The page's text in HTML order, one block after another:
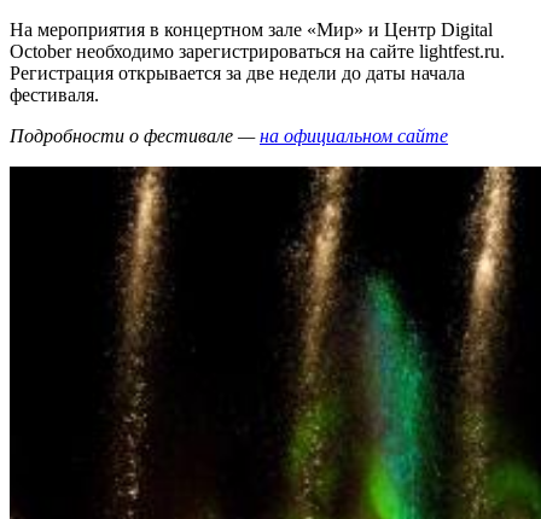
На мероприятия в концертном зале «Мир» и Центр Digital
October необходимо зарегистрироваться на сайте lightfest.ru.
Регистрация открывается за две недели до даты начала
фестиваля.
Подробности о фестивале —на официальном сайте